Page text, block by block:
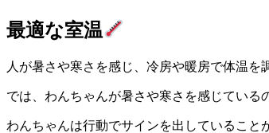
最適な室温
人が暑さや寒さを感じ、冷房や暖房で体温を
では、わんちゃんが暑さや寒さを感じている
わんちゃんは行動でサインを出していること